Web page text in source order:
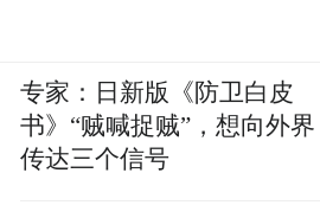
专家：日新版《防卫白皮
书》“贼喊捉贼”，想向外界
传达三个信号